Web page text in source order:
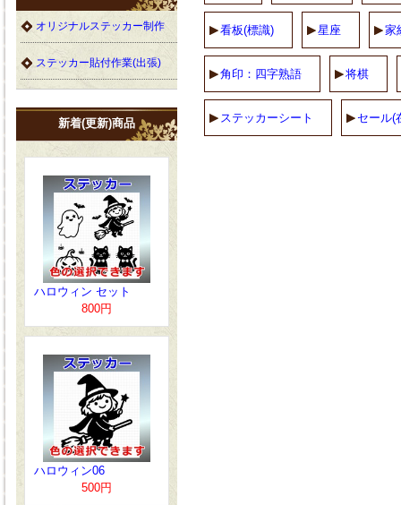
看板(標識) 星座 家
角印：四字熟語 将棋
ステッカーシート セール(
オリジナルステッカー制作
ステッカー貼付作業(出張)
新着(更新)商品
ハロウィン セット
800円
ハロウィン06
500円